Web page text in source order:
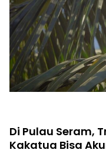
Di Pulau Seram,
Kakatua Bisa